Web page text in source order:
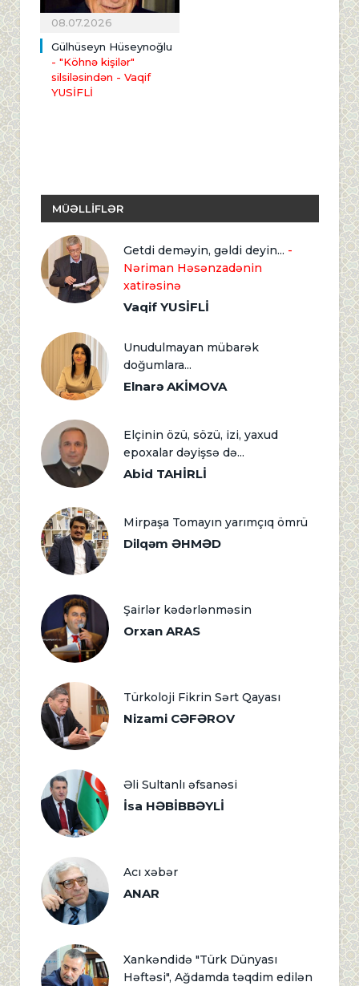
08.07.2026
Gülhüseyn Hüseynoğlu
- "Köhnə kişilər"
silsiləsindən - Vaqif
YUSİFLİ
MÜƏLLİFLƏR
Getdi deməyin, gəldi deyin... -
Nəriman Həsənzadənin
xatirəsinə
Vaqif YUSİFLİ
Unudulmayan mübarək
doğumlara...
Elnarə AKİMOVA
Elçinin özü, sözü, izi, yaxud
epoxalar dəyişsə də...
Abid TAHİRLİ
Mirpaşa Tomayın yarımçıq ömrü
Dilqəm ƏHMƏD
Şairlər kədərlənməsin
Orxan ARAS
Türkoloji Fikrin Sərt Qayası
Nizami CƏFƏROV
Əli Sultanlı əfsanəsi
İsa HƏBİBBƏYLİ
Acı xəbər
ANAR
Xankəndidə "Türk Dünyası
Həftəsi", Ağdamda təqdim edilən